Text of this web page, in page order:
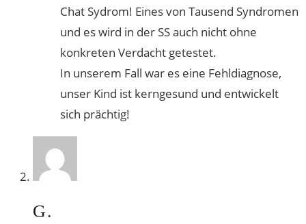
Chat Sydrom! Eines von Tausend Syndromen
und es wird in der SS auch nicht ohne
konkreten Verdacht getestet.
In unserem Fall war es eine Fehldiagnose,
unser Kind ist kerngesund und entwickelt
sich prächtig!
G.